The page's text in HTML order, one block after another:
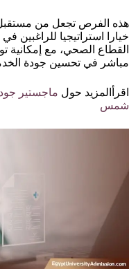
هذه الفرص تجعل من مستقبل
خيارا استراتيجيا
القطاع الصحي، مع إمكانية
مباشر في تحسين جودة
اقرأالمزيد حول ماجستير
شمس